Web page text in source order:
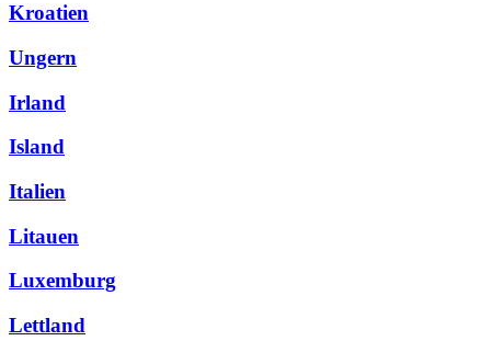
Kroatien
Ungern
Irland
Island
Italien
Litauen
Luxemburg
Lettland